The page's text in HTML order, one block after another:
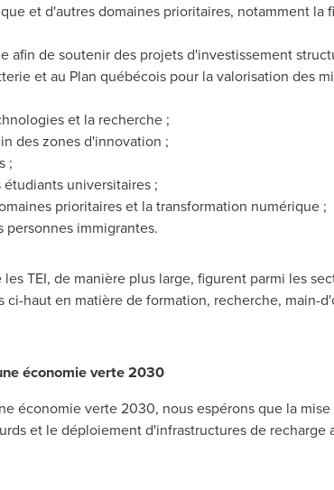
et d'autres domaines prioritaires, notamment la
afin de soutenir des projets d'investissement
et au Plan québécois pour la valorisation des
et la recherche ;
des zones d'innovation ;
;
universitaires ;
prioritaires et la transformation numérique ;
immigrantes.
TEI, de manière plus large, figurent parmi les
haut en matière de formation, recherche, main-
économie verte 2030
économie verte 2030, nous espérons que la mise
et le déploiement d'infrastructures de recharge